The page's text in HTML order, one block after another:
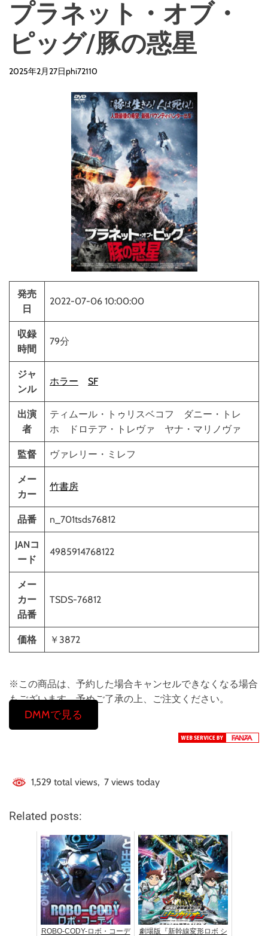
プラネット・オブ・
ピッグ/豚の惑星
2025年2月27日phi72110
発売
日
2022-07-06 10:00:00
収録
時間
79分
ジャ
ンル
ホラー SF
出演
者
ティムール・トゥリスベコフ ダニー・トレ
ホ ドロテア・トレヴァ ヤナ・マリノヴァ
監督 ヴァレリー・ミレフ
メー
カー
竹書房
品番 n_701tsds76812
JANコ
ード
4985914768122
メー
カー
品番
TSDS-76812
価格 ￥3872
※この商品は、予約した場合キャンセルできなくなる場合
もございます。予めご了承の上、ご注文ください。
DMMで見る
1,529 total views, 7 views today
Related posts:
ROBO-CODY-ロボ・コーデ
劇場版『新幹線変形ロボ シ